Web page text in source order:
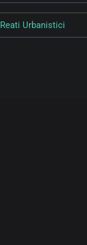
Reati Urbanistici